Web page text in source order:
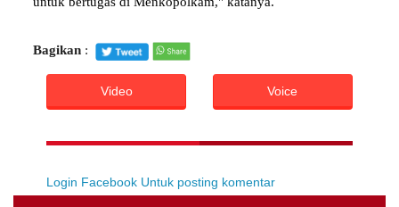
Bagikan :
Video Voice
Login Facebook Untuk posting komentar